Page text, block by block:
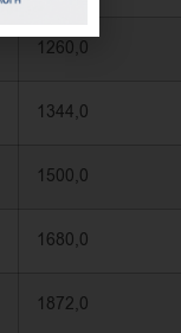
1260,0
1344,0
1500,0
1680,0
1872,0